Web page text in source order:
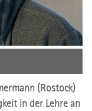
(Rostock)
in der Lehre an